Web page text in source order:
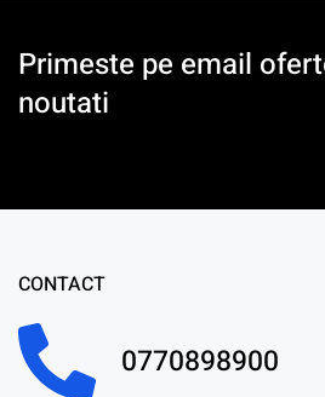
Primeste pe email
noutati
CONTACT
0770898900